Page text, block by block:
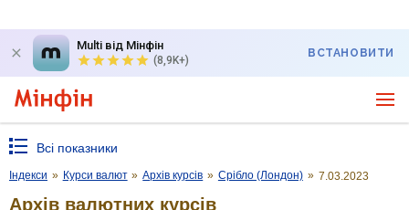
Multi від Мінфін
(8,9K+)
ВСТАНОВИТИ
Всі показники
Індекси » Курси валют » Архів курсів » Срібло (Лондон) » 7.03.2023
Архів валютних курсів